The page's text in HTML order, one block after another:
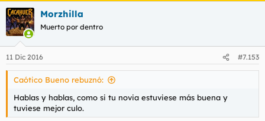
Morzhilla
Muerto por dentro
11 Dic 2016 #7.153
Caótico Bueno rebuznó:
Hablas y hablas, como si tu novia estuviese más buena y
tuviese mejor culo.